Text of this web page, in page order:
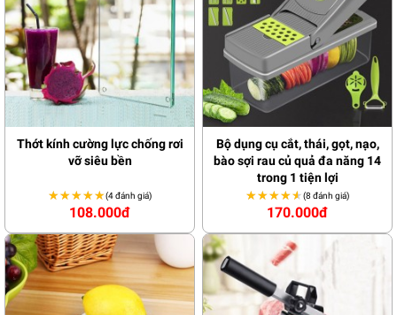
Thớt kính cường lực chống rơi
vỡ siêu bền
★★★★★
★★★★★(4 đánh giá)
108.000đ
Bộ dụng cụ cắt, thái, gọt, nạo,
bào sợi rau củ quả đa năng 14
trong 1 tiện lợi
★★★★★
★★★★★(8 đánh giá)
170.000đ